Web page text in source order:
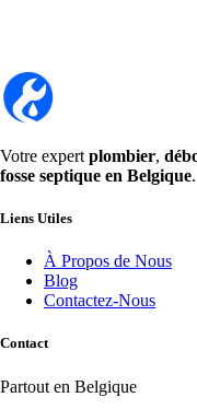
Votre expert plombier,
fosse septique en Belgique
Liens Utiles
À Propos de Nous
Blog
Contactez-Nous
Contact
Partout en Belgique